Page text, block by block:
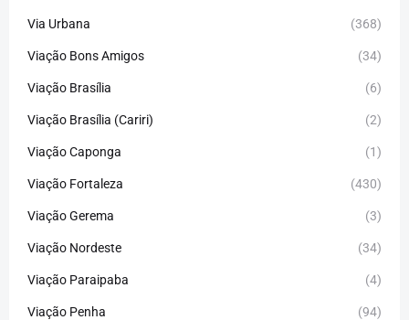
Via Urbana (368)
Viação Bons Amigos (34)
Viação Brasília (6)
Viação Brasília (Cariri) (2)
Viação Caponga (1)
Viação Fortaleza (430)
Viação Gerema (3)
Viação Nordeste (34)
Viação Paraipaba (4)
Viação Penha (94)